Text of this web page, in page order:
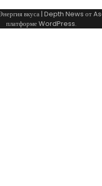
вкуса| Depth News от
платформеWordPress.